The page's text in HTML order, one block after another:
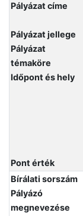
Pályázat címe
Pályázat jellege
Pályázat
témaköre
Időpont és hely
Pont érték
Bírálati sorszám
Pályázó
megnevezése